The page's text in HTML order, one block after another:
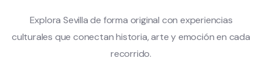
Explora Sevilla de forma original con experiencias
culturales que conectan historia, arte y emoción en cada
recorrido.